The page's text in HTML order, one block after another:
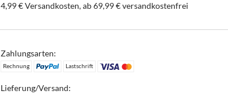
4,99 € Versandkosten, ab 69,99 € versandkostenfrei
Zahlungsarten:
Rechnung Lastschrift
Lieferung/Versand: